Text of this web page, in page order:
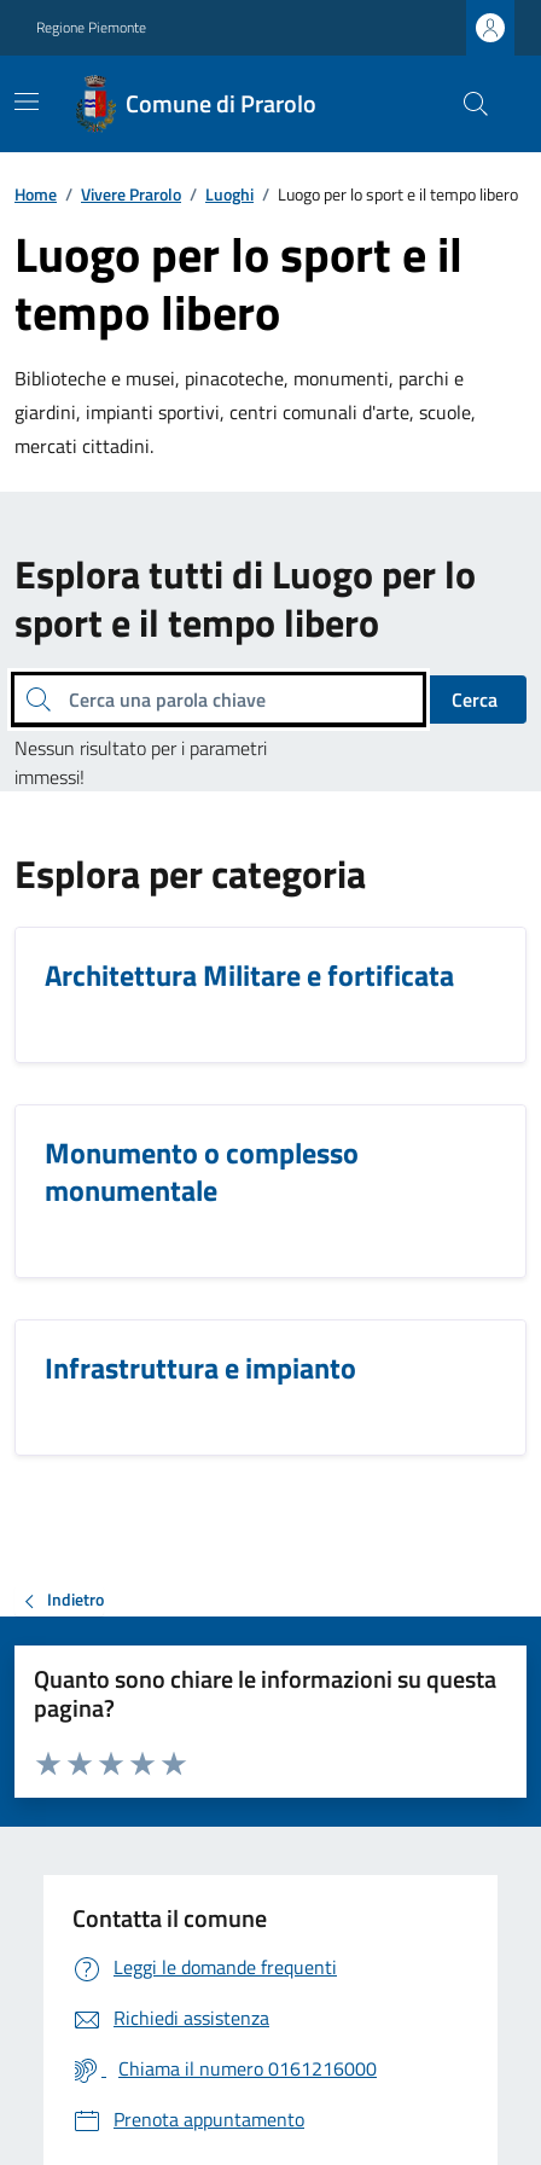
Regione Piemonte
Comune di Prarolo
Home / Vivere Prarolo / Luoghi / Luogo per lo sport e il tempo libero
Luogo per lo sport e il
tempo libero
Biblioteche e musei, pinacoteche, monumenti, parchi e
giardini, impianti sportivi, centri comunali d'arte, scuole,
mercati cittadini.
Esplora tutti di Luogo per lo
sport e il tempo libero
Cerca una parola chiave
Cerca
Nessun risultato per i parametri
immessi!
Esplora per categoria
Architettura Militare e fortificata
Monumento o complesso
monumentale
Infrastruttura e impianto
Indietro
Quanto sono chiare le informazioni su questa
pagina?
Valuta da 1 a 5 stelle la pagina
Valuta 5 stelle su 5
Valuta 4 stelle su 5
Valuta 3 stelle su 5
Valuta 2 stelle su 5
Valuta 1 stelle su 5
Contatta il comune
Leggi le domande frequenti
Richiedi assistenza
Chiama il numero 0161216000
Prenota appuntamento